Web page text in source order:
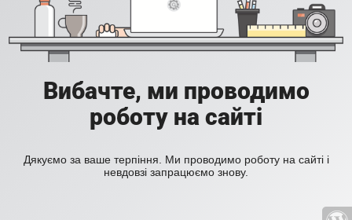
Вибачте, ми проводимо
роботу на сайті
Дякуємо за ваше терпіння. Ми проводимо роботу на сайті і
невдовзі запрацюємо знову.